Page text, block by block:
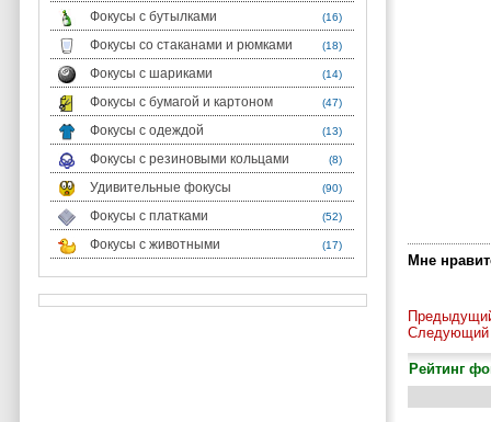
Фокусы с бутылками (16)
Фокусы со стаканами и рюмками (18)
Фокусы с шариками (14)
Фокусы с бумагой и картоном (47)
Фокусы с одеждой (13)
Фокусы с резиновыми кольцами (8)
Удивительные фокусы (90)
Фокусы с платками (52)
Фокусы с животными (17)
Мне
Следующий
Рейтинг